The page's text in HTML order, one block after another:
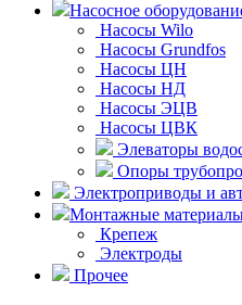
Насосное
Насосы Wilo
Насосы Grundfos
Насосы ЦН
Насосы НД
Насосы ЭЦВ
Насосы ЦВК
Элеваторы
Опоры
Электроприводы и
Монтажные
Крепеж
Электроды
Прочее